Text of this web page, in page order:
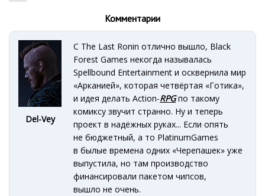
Комментарии
Del-Vey
С The Last Ronin отлично вышло, Black
Forest Games некогда называлась
Spellbound Entertainment и осквернила мир
«Арканией», которая четвёртая «Готика»,
и идея делать Action-RPGпо такому
комиксу звучит странно. Ну и теперь
проект в надёжных руках... Если опять
не бюджетный, а то PlatinumGames
в былые времена одних «Черепашек» уже
выпустила, но там производство
финансировали пакетом чипсов,
вышло не очень.